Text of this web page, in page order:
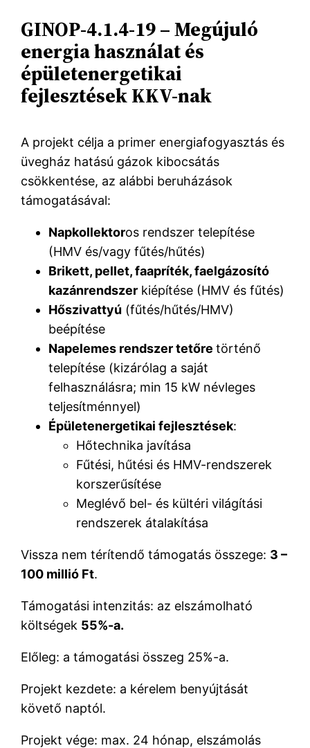
GINOP-4.1.4-19 – Megújuló
energia használat és
épületenergetikai
fejlesztések KKV-nak
A projekt célja a primer energiafogyasztás és
üvegház hatású gázok kibocsátás
csökkentése, az alábbi beruházások
támogatásával:
Napkollektoros rendszer telepítése
(HMV és/vagy fűtés/hűtés)
Brikett, pellet, faapríték, faelgázosító
kazánrendszer kiépítése (HMV és fűtés)
Hőszivattyú (fűtés/hűtés/HMV)
beépítése
Napelemes rendszer tetőretörténő
telepítése (kizárólag a saját
felhasználásra; min 15 kW névleges
teljesítménnyel)
Épületenergetikai fejlesztések:
Hőtechnika javítása
Fűtési, hűtési és HMV-rendszerek
korszerűsítése
Meglévő bel- és kültéri világítási
rendszerek átalakítása
Vissza nem térítendő támogatás összege: 3 –
100 millió Ft.
Támogatási intenzitás: az elszámolható
költségek 55%-a.
Előleg: a támogatási összeg 25%-a.
Projekt kezdete: a kérelem benyújtását
követő naptól.
Projekt vége: max. 24 hónap, elszámolás